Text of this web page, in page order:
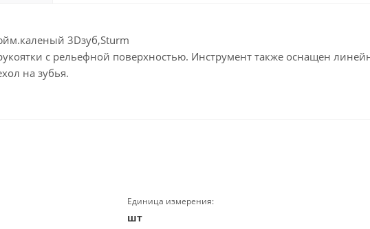
3Dзуб,Sturm
с рельефной поверхностью. Инструмент также оснащен
на зубья.
Единица измерения:
шт